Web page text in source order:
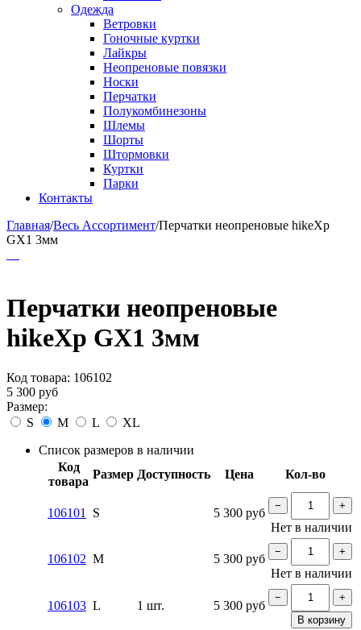
Одежда
Ветровки
Гоночные куртки
Лайкры
Неопреновые повязки
Носки
Перчатки
Полукомбинезоны
Шлемы
Шорты
Штормовки
Куртки
Парки
Контакты
Главная/Весь Ассортимент/Перчатки неопреновые hikeXp
GX1 3мм
Перчатки неопреновые
hikeXp GX1 3мм
Код товара: 106102
5 300 руб
Размер:
S
M L
XL
Список размеров в наличии
Код
товара
Размер Доступность Цена Кол-во
106101 S 5 300 руб − +
Нет в наличии
106102 M 5 300 руб − +
Нет в наличии
106103 L 1 шт. 5 300 руб
−
+
В корзину